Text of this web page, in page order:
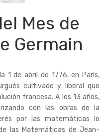
Mes de
Germain
1 de abril de 1776, en París,
cultivado y liberal que
francesa. A los 13 años,
con las obras de la
por las matemáticas lo
las Matemáticas de Jean-